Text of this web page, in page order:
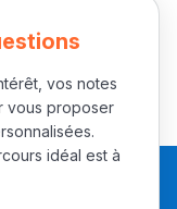
Vidéos
Vidéos
vos notes
vous proposer
idéal est à